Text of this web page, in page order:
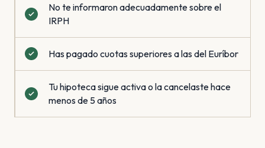
No te informaron adecuadamente sobre el
IRPH
Has pagado cuotas superiores a las del Euríbor
Tu hipoteca sigue activa o la cancelaste hace
menos de 5 años